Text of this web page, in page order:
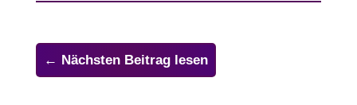
← Nächsten Beitrag lesen